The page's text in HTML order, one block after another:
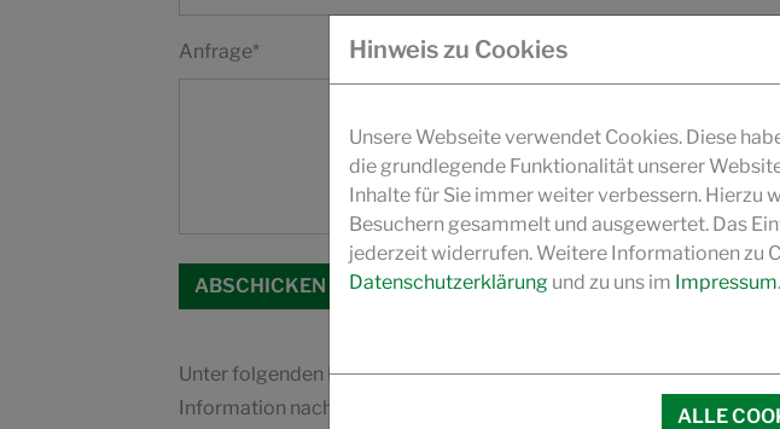
Anfrage*
Unter folgenden Link finden Sie unsereDatenschutzerklärungund
Information nach Art. 13 DSGVO.
Hinweis zu Cookies
Unsere Webseite verwendet Cookies. Diese
die grundlegende Funktionalität unserer
Inhalte für Sie immer weiter verbessern. Hierzu
Besuchern gesammelt und ausgewertet. Das
jederzeit widerrufen. Weitere Informationen zu
Datenschutzerklärung und zu uns im Impressum.
ALLE